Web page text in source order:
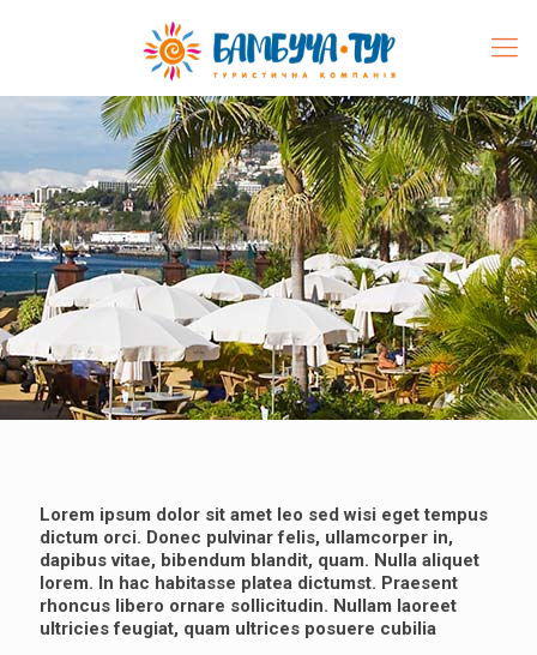
Lorem ipsum dolor sit amet leo sed wisi eget tempus
dictum orci. Donec pulvinar felis, ullamcorper in,
dapibus vitae, bibendum blandit, quam. Nulla aliquet
lorem. In hac habitasse platea dictumst. Praesent
rhoncus libero ornare sollicitudin. Nullam laoreet
ultricies feugiat, quam ultrices posuere cubilia